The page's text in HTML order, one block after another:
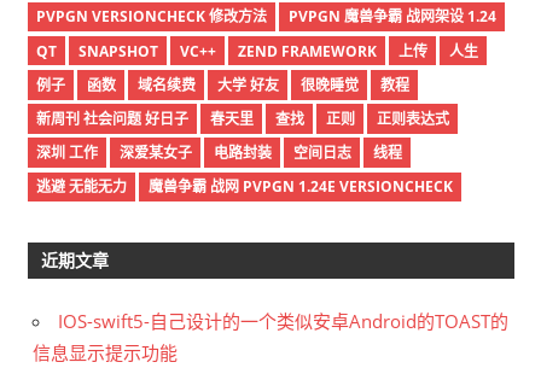
PVPGN VERSIONCHECK 修改方法
PVPGN 魔兽争霸 战网架设 1.24
QT
SNAPSHOT VC++ ZEND FRAMEWORK 上传
人生
例子
函数 域名续费 大学 好友 很晚睡觉
教程
新周刊 社会问题 好日子
春天里 查找 正则
正则表达式
深圳 工作
深爱某女子 电路封装 空间日志
线程
逃避 无能无力
魔兽争霸 战网 PVPGN 1.24E VERSIONCHECK
近期文章
IOS-swift5-自己设计的一个类似安卓Android的TOAST的
信息显示提示功能